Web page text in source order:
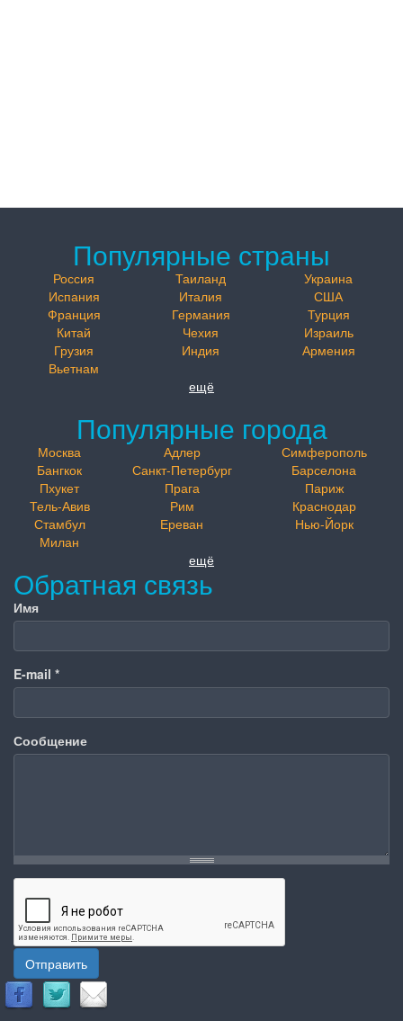
Популярные страны
Россия Таиланд
Украина
Испания
Италия
США
Франция
Германия
Турция
Китай
Чехия
Израиль
Грузия
Индия
Армения
Вьетнам
ещё
Популярные города
Москва Адлер
Симферополь
Бангкок
Санкт-Петербург
Барселона
Пхукет
Прага
Париж
Тель-Авив
Рим
Краснодар
Стамбул
Ереван
Нью-Йорк
Милан
ещё
Обратная связь
Имя
E-mail *
Сообщение
Отправить